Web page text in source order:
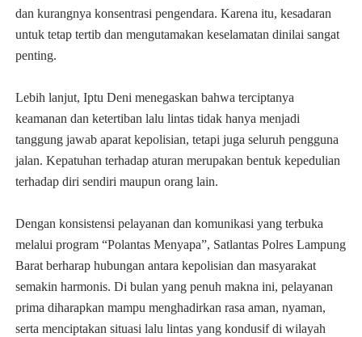
dan kurangnya konsentrasi pengendara. Karena itu, kesadaran
untuk tetap tertib dan mengutamakan keselamatan dinilai sangat
penting.
Lebih lanjut, Iptu Deni menegaskan bahwa terciptanya
keamanan dan ketertiban lalu lintas tidak hanya menjadi
tanggung jawab aparat kepolisian, tetapi juga seluruh pengguna
jalan. Kepatuhan terhadap aturan merupakan bentuk kepedulian
terhadap diri sendiri maupun orang lain.
Dengan konsistensi pelayanan dan komunikasi yang terbuka
melalui program “Polantas Menyapa”, Satlantas Polres Lampung
Barat berharap hubungan antara kepolisian dan masyarakat
semakin harmonis. Di bulan yang penuh makna ini, pelayanan
prima diharapkan mampu menghadirkan rasa aman, nyaman,
serta menciptakan situasi lalu lintas yang kondusif di wilayah